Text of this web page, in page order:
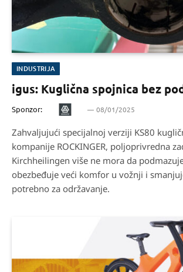
INDUSTRIJA
igus: Kuglična spojnica bez
Sponzor: 08/01/2025
Zahvaljujući specijalnoj verziji KS80
kompanije ROCKINGER, poljoprivredna
Kirchheilingen više ne mora da
obezbeđuje veći komfor u vožnji i
potrebno za održavanje.